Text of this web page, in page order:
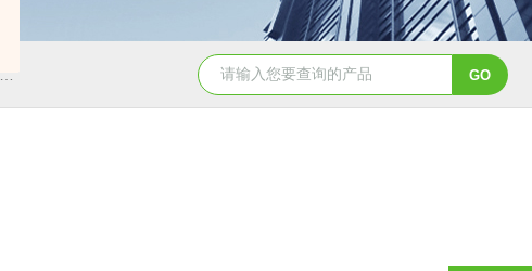
BCT-DS-A4-CNBCT 平台、落地计数秤 AE504-